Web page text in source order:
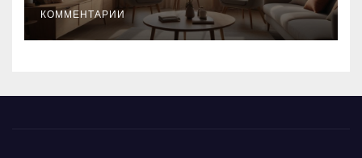
КОММЕНТАРИИ